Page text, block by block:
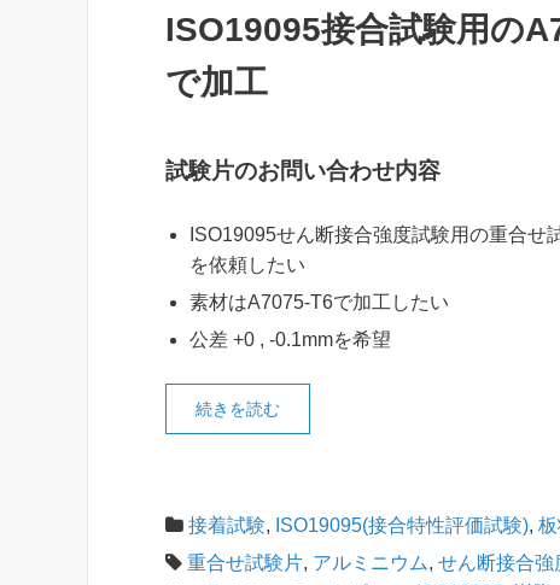
ISO19095接合試験用の
で加工
試験片のお問い合わせ内容
ISO19095せん断接合強度試験用の重合せ
を依頼したい
素材はA7075-T6で加工したい
公差 +0 , -0.1mmを希望
続きを読む
接着試験, ISO19095(接合特性評価試験),
重合せ試験片, アルミニウム, せん断接合強